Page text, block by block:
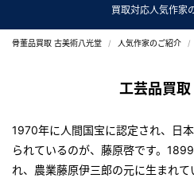
買取対応人気作家
骨董品買取 古美術八光堂 人気作家のご紹介
工芸品買
1970年に人間国宝に認定され、日
られているのが、藤原啓です。
れ、農業藤原伊三郎の元に生まれ